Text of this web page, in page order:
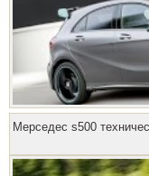
Мерседес s500